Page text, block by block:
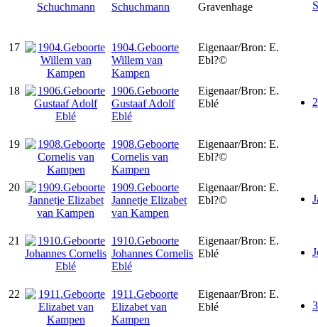
Schuchmann
Gravenhage
17
1904.Geboorte
Willem van
Kampen
Eigenaar/Bron: E.
Ebl?©
18
1906.Geboorte
Gustaaf Adolf
Eblé
Eigenaar/Bron: E.
Eblé
19
1908.Geboorte
Cornelis van
Kampen
Eigenaar/Bron: E.
Ebl?©
20
1909.Geboorte
Jannetje Elizabet
van Kampen
Eigenaar/Bron: E.
Ebl?©
21
1910.Geboorte
Johannes Cornelis
Eblé
Eigenaar/Bron: E.
Eblé
22
1911.Geboorte
Elizabet van
Kampen
Eigenaar/Bron: E.
Eblé